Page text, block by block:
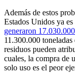
Además de estos
Estados Unidos ya
generaron
11.300.000
residuos pueden
cuales, la compra de
solo uso es el peor